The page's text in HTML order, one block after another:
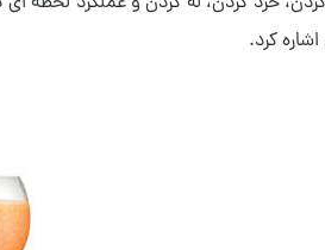
کرد.